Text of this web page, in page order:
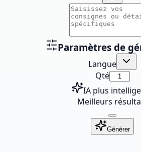
Paramètres de
Langue
Qté
IA plus
Meilleurs
Générer